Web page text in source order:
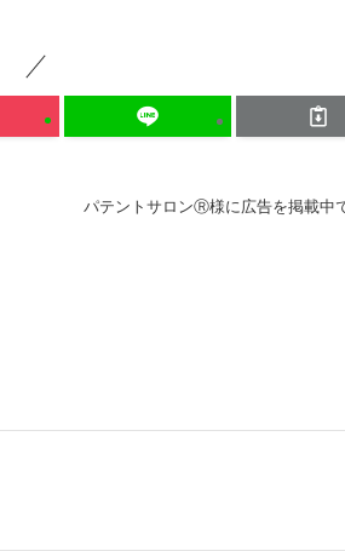
パテントサロンⓇ様に広告を掲載中